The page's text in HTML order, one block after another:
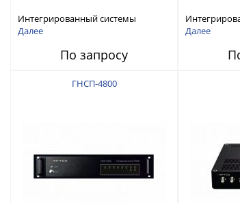
Интегрированный системы
защиты от ГНСС-помех RFТех
Далее
По запросу
защиты от
Далее
ГНСП-4800